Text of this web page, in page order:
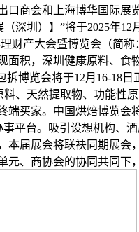
口商会和上海博华国际展
深圳）】”将于2025年12
财产大会暨博览会（简
面积，深圳健康原料、食
拆博览会将于12月16-18
、天然提取物、功能性
端买家。中国烘焙博览会
平台。吸引设想机构、
本届展会将联袂同期展会
元、商协会的协同共同下